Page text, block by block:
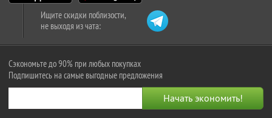
Ищите скидки поблизости,
не выходя из чата:
Сэкономьте до 90% при любых покупках
Подпишитесь на самые выгодные предложения